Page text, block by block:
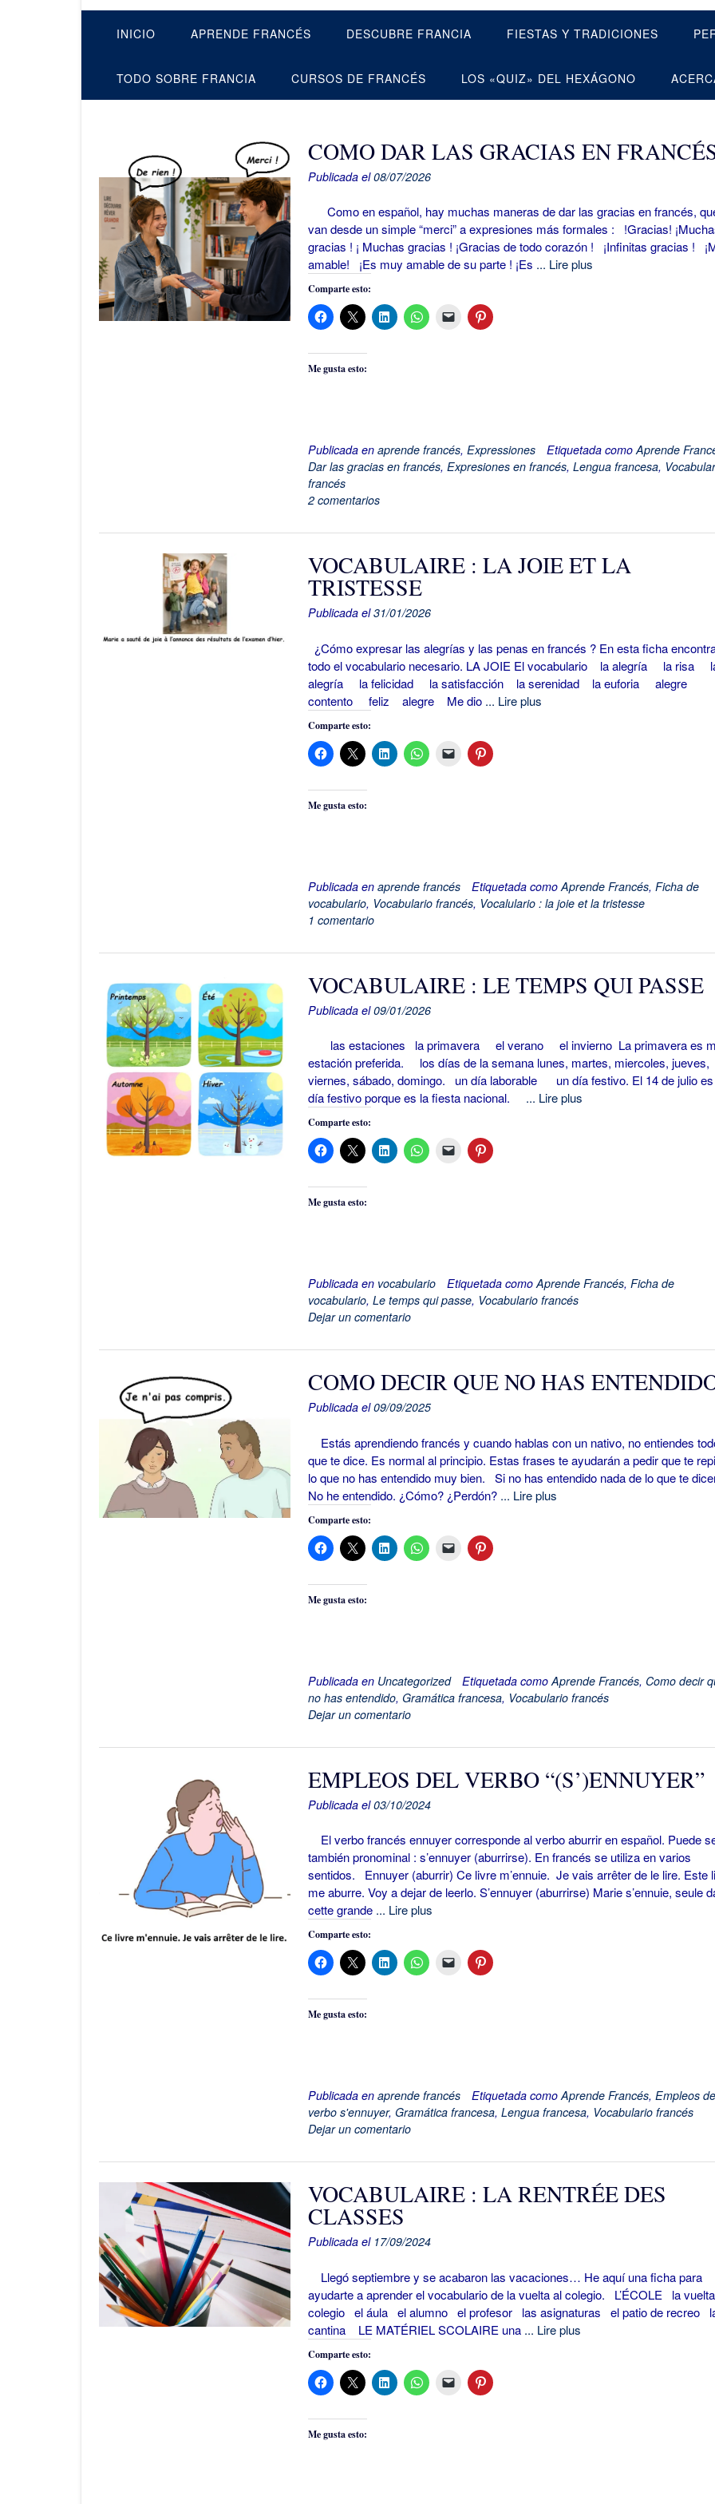
INICIO APRENDE FRANCÉS DESCUBRE FRANCIA FIESTAS Y TRADICIONES
TODO SOBRE FRANCIA CURSOS DE FRANCÉS LOS «QUIZ» DEL HEXÁGONO
COMO DAR LAS GRACIAS EN
Publicada el08/07/2026
Como en español, hay muchas maneras de dar las gracias en francés,
van desde un simple “merci” a expresiones más formales : !Gracias!
gracias ! ¡ Muchas gracias ! ¡Gracias de todo corazón ! ¡Infinitas gracias !
amable! ¡Es muy amable de su parte ! ¡Es ... Lire plus
Comparte esto:
Me gusta esto:
Publicada en aprende francés, Expressiones Etiquetada comoAprende
Dar las gracias en francés, Expresiones en francés, Lengua francesa,
francés
2 comentarios
VOCABULAIRE : LA JOIE ET LA
TRISTESSE
Publicada el31/01/2026
¿Cómo expresar las alegrías y las penas en francés ? En esta ficha
todo el vocabulario necesario. LA JOIE El vocabulario la alegría la risa
alegría la felicidad la satisfacción la serenidad la euforia alegre
contento feliz alegre Me dio ... Lire plus
Comparte esto:
Me gusta esto:
Publicada en aprende francés Etiquetada como Aprende Francés, Ficha de
vocabulario, Vocabulario francés, Vocalulario : la joie et la tristesse
1 comentario
VOCABULAIRE : LE TEMPS QUI PASSE
Publicada el09/01/2026
las estaciones la primavera el verano el invierno La primavera es
estación preferida. los días de la semana lunes, martes, miercoles, jueves,
viernes, sábado, domingo. un día laborable un día festivo. El 14 de julio es
día festivo porque es la fiesta nacional. ... Lire plus
Comparte esto:
Me gusta esto:
Publicada en vocabulario Etiquetada comoAprende Francés, Ficha de
vocabulario, Le temps qui passe, Vocabulario francés
Dejar un comentario
COMO DECIR QUE NO HAS
Publicada el09/09/2025
Estás aprendiendo francés y cuando hablas con un nativo, no entiendes
que te dice. Es normal al principio. Estas frases te ayudarán a pedir que te
lo que no has entendido muy bien. Si no has entendido nada de lo que te
No he entendido. ¿Cómo? ¿Perdón? ... Lire plus
Comparte esto:
Me gusta esto:
Publicada en Uncategorized Etiquetada como Aprende Francés, Como decir
no has entendido, Gramática francesa, Vocabulario francés
Dejar un comentario
EMPLEOS DEL VERBO “(S’)ENNUYER”
Publicada el03/10/2024
El verbo francés ennuyer corresponde al verbo aburrir en español. Puede
también pronominal : s’ennuyer (aburrirse). En francés se utiliza en varios
sentidos. Ennuyer (aburrir) Ce livre m’ennuie. Je vais arrêter de le lire. Este
me aburre. Voy a dejar de leerlo. S’ennuyer (aburrirse) Marie s’ennuie, seule
cette grande ... Lire plus
Comparte esto:
Me gusta esto:
Publicada en aprende francés Etiquetada comoAprende Francés, Empleos
verbo s'ennuyer, Gramática francesa, Lengua francesa, Vocabulario francés
Dejar un comentario
VOCABULAIRE : LA RENTRÉE DES
CLASSES
Publicada el 17/09/2024
Llegó septiembre y se acabaron las vacaciones… He aquí una ficha para
ayudarte a aprender el vocabulario de la vuelta al colegio. L’ÉCOLE la
colegio el áula el alumno el profesor las asignaturas el patio de recreo
cantina LE MATÉRIEL SCOLAIRE una ... Lire plus
Comparte esto:
Me gusta esto: